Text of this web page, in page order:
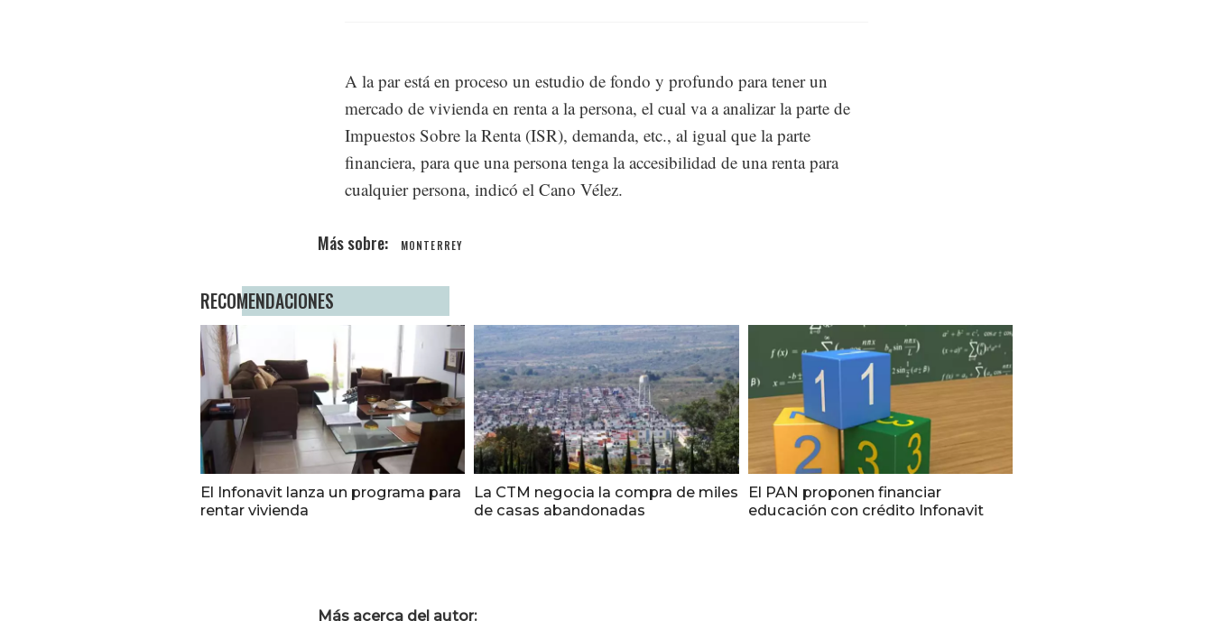
A la par está en proceso un estudio de fondo y profundo para tener un
mercado de vivienda en renta a la persona, el cual va a analizar la parte de
Impuestos Sobre la Renta (ISR), demanda, etc., al igual que la parte
financiera, para que una persona tenga la accesibilidad de una renta para
cualquier persona, indicó el Cano Vélez.
MONTERREY
RECOMENDACIONES
El Infonavit lanza un programa para
rentar vivienda
La CTM negocia la compra de miles
de casas abandonadas
El PAN proponen financiar
educación con crédito Infonavit
Más acerca del autor: